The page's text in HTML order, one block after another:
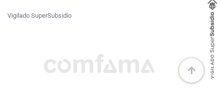
Vigilado SuperSubsidio